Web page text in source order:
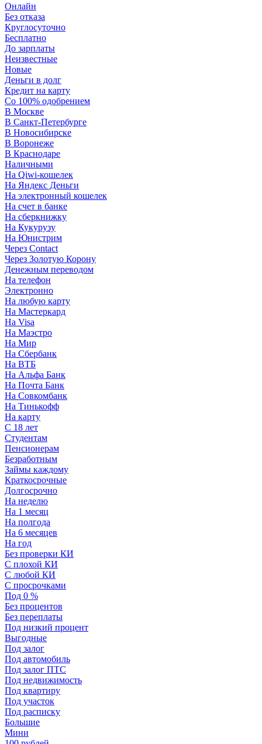
Онлайн
Без отказа
Круглосуточно
Бесплатно
До зарплаты
Неизвестные
Новые
Деньги в долг
Кредит на карту
Со 100% одобрением
В Москве
В Санкт-Петербурге
В Новосибирске
В Воронеже
В Краснодаре
Наличными
На Qiwi-кошелек
На Яндекс Деньги
На электронный кошелек
На счет в банке
На сберкнижку
На Кукурузу
На Юнистрим
Через Contact
Через Золотую Корону
Денежным переводом
На телефон
Электронно
На любую карту
На Мастеркард
На Visa
На Маэстро
На Мир
На Сбербанк
На ВТБ
На Альфа Банк
На Почта Банк
На Совкомбанк
На Тинькофф
На карту
С 18 лет
Студентам
Пенсионерам
Безработным
Займы каждому
Краткосрочные
Долгосрочно
На неделю
На 1 месяц
На полгода
На 6 месяцев
На год
Без проверки КИ
С плохой КИ
С любой КИ
С просрочками
Под 0 %
Без процентов
Без переплаты
Под низкий процент
Выгодные
Под залог
Под автомобиль
Под залог ПТС
Под недвижимость
Под квартиру
Под участок
Под расписку
Большие
Мини